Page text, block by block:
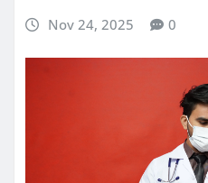
Nov 24, 2025 0